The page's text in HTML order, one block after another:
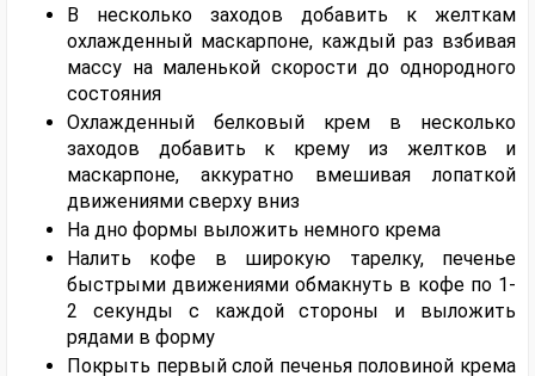
В несколько заходов добавить к желткам
охлажденный маскарпоне, каждый раз взбивая
массу на маленькой скорости до однородного
состояния
Охлажденный белковый крем в несколько
заходов добавить к крему из желтков и
маскарпоне, аккуратно вмешивая лопаткой
движениями сверху вниз
На дно формы выложить немного крема
Налить кофе в широкую тарелку, печенье
быстрыми движениями обмакнуть в кофе по 1-
2 секунды с каждой стороны и выложить
рядами в форму
Покрыть первый слой печенья половиной крема